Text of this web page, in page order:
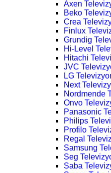
Axen
Beko
Crea
Finlux
Grundig
Hi-Level
Hitachi
JVC
LG
Next
Nordmende
Onvo
Panasonic
Philips
Profilo
Regal
Samsung
Seg
Saba